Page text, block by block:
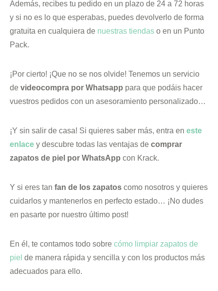
Además, recibes tu pedido en un plazo de 24 a 72 horas
y si no es lo que esperabas, puedes devolverlo de forma
gratuita en cualquiera de nuestras tiendas o en un Punto
Pack.
¡Por cierto! ¡Que no se nos olvide! Tenemos un servicio
de videocompra por Whatsapp para que podáis hacer
vuestros pedidos con un asesoramiento personalizado…
¡Y sin salir de casa! Si quieres saber más, entra en este
enlace y descubre todas las ventajas de comprar
zapatos de piel por WhatsApp con Krack.
Y si eres tan fan de los zapatos como nosotros y quieres
cuidarlos y mantenerlos en perfecto estado… ¡No dudes
en pasarte por nuestro último post!
En él, te contamos todo sobre cómo limpiar zapatos de
piel de manera rápida y sencilla y con los productos más
adecuados para ello.